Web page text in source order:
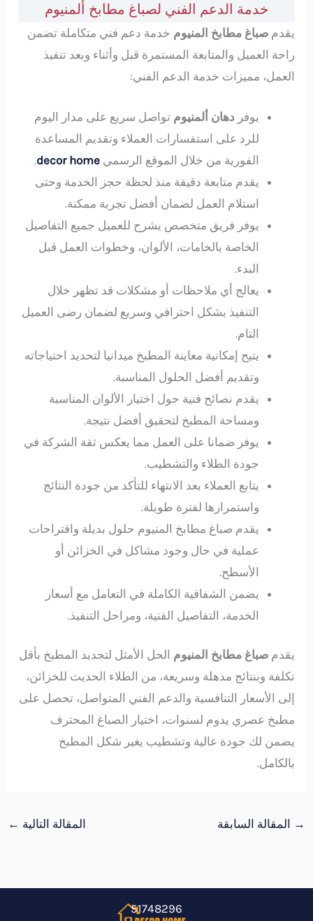
خدمة الدعم الفني لصباغ مطابخ ألمنيوم
يقدمصباغ مطابخ المنيوم خدمة دعم فني متكاملة تضمن
راحة العميل والمتابعة المستمرة قبل وأثناء وبعد تنفيذ
العمل، مميزات خدمة الدعم الفني:
يوفردهان ألمنيوم تواصل سريع على مدار اليوم
للرد على استفسارات العملاء وتقديم المساعدة
الفورية من خلال الموقع الرسميdecor home
.
يقدم متابعة دقيقة منذ لحظة حجز الخدمة وحتى
استلام العمل لضمان أفضل تجربة ممكنة.
يوفر فريق متخصص يشرح للعميل جميع التفاصيل
الخاصة بالخامات، الألوان، وخطوات العمل قبل
البدء.
يعالج أي ملاحظات أو مشكلات قد تظهر خلال
التنفيذ بشكل احترافي وسريع لضمان رضى العميل
التام.
يتيح إمكانية معاينة المطبخ ميدانيا لتحديد احتياجاته
وتقديم أفضل الحلول المناسبة.
يقدم نصائح فنية حول اختيار الألوان المناسبة
ومساحة المطبخ لتحقيق أفضل نتيجة.
يوفر ضمانا على العمل مما يعكس ثقة الشركة في
جودة الطلاء والتشطيب.
يتابع العملاء بعد الانتهاء للتأكد من جودة النتائج
واستمرارها لفترة طويلة.
يقدم صباغ مطابخ المنيوم حلول بديلة واقتراحات
عملية في حال وجود مشاكل في الخزائن أو
الأسطح.
يضمن الشفافية الكاملة في التعامل مع أسعار
الخدمة، التفاصيل الفنية، ومراحل التنفيذ.
يقدمصباغ مطابخ المنيوم الحل الأمثل لتجديد المطبخ بأقل
تكلفة وبنتائج مذهلة وسريعة، من الطلاء الحديث للخزائن،
إلى الأسعار التنافسية والدعم الفني المتواصل، تحصل على
مطبخ عصري يدوم لسنوات، اختيار الصباغ المحترف
يضمن لك جودة عالية وتشطيب يغير شكل المطبخ
بالكامل.
→ المقالة السابقة المقالة التالية ←
51748296